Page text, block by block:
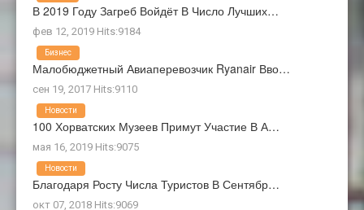
В 2019 Году Загреб Войдёт В Число Лучших…
фев 12, 2019 Hits:9184
Малобюджетный Авиаперевозчик Ryanair Вво…
сен 19, 2017 Hits:9110
Бизнес
100 Хорватских Музеев Примут Участие В А…
мая 16, 2019 Hits:9075
Новости
Благодаря Росту Числа Туристов В Сентябр…
окт 07, 2018 Hits:9069
Новости